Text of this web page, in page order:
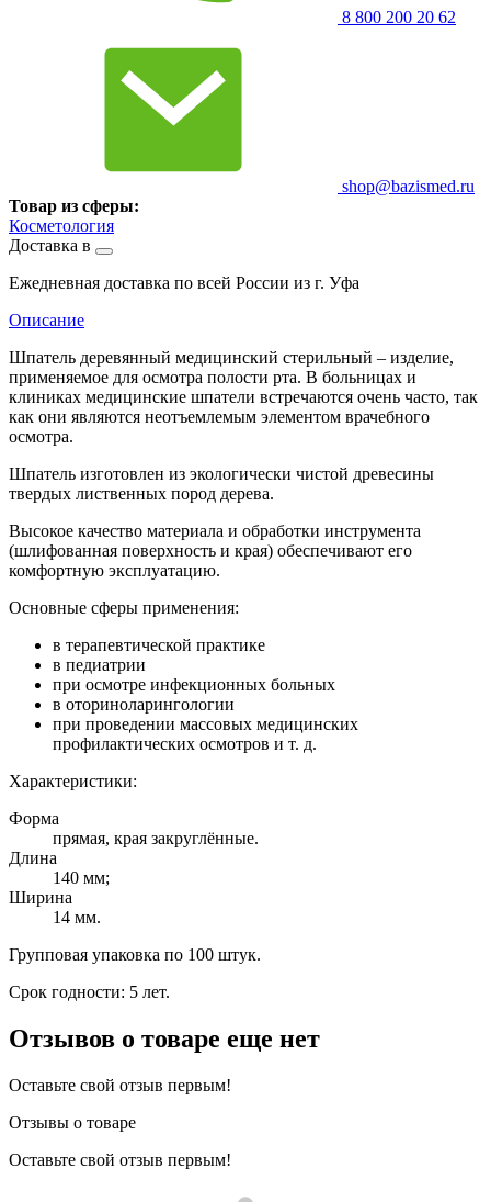
8 800 200 20 62
shop@bazismed.ru
Товар из сферы:
Косметология
Доставка в
Ежедневная доставка по всей России из г. Уфа
Описание
Шпатель деревянный медицинский стерильный – изделие,
применяемое для осмотра полости рта. В больницах и
клиниках медицинские шпатели встречаются очень часто, так
как они являются неотъемлемым элементом врачебного
осмотра.
Шпатель изготовлен из экологически чистой древесины
твердых лиственных пород дерева.
Высокое качество материала и обработки инструмента
(шлифованная поверхность и края) обеспечивают его
комфортную эксплуатацию.
Основные сферы применения:
в терапевтической практике
в педиатрии
при осмотре инфекционных больных
в оториноларингологии
при проведении массовых медицинских
профилактических осмотров и т. д.
Характеристики:
Форма
прямая, края закруглённые.
Длина
140 мм;
Ширина
14 мм.
Групповая упаковка по 100 штук.
Срок годности: 5 лет.
Отзывов о товаре еще нет
Оставьте свой отзыв первым!
Отзывы о товаре
Оставьте свой отзыв первым!